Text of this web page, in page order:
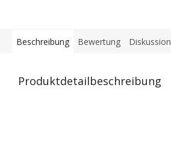
Beschreibung Bewertung Diskussion
Produktdetailbeschreibung